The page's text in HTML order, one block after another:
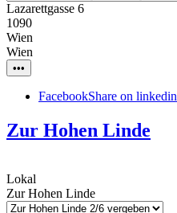
Lazarettgasse 6
1090
Wien
Wien
•••
FacebookShare on linkedin
Zur Hohen Linde
Lokal
Zur Hohen Linde